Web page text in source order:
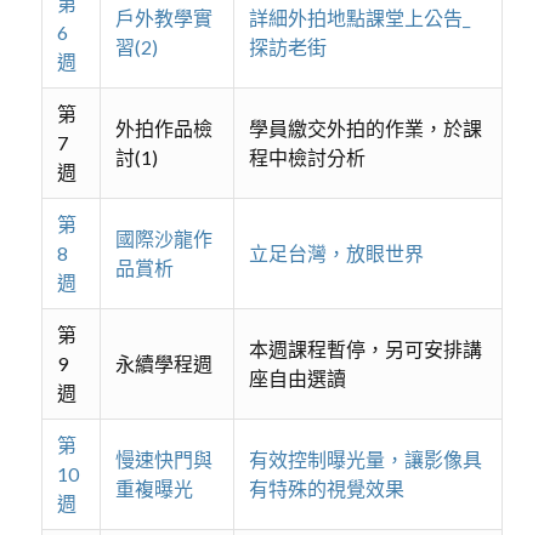
6
週
戶外教學實
習(2)
詳細外拍地點課堂上公告_
探訪老街
第
7
週
外拍作品檢
討(1)
學員繳交外拍的作業，於課
程中檢討分析
第
8
週
國際沙龍作
品賞析
立足台灣，放眼世界
第
9
週
永續學程週
本週課程暫停，另可安排講
座自由選讀
第
10
週
慢速快門與
重複曝光
有效控制曝光量，讓影像具
有特殊的視覺效果